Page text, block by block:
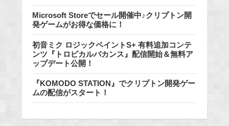
Microsoft Storeでセール開催中♪クリプトン開
発ゲームがお得な価格に！
初音ミク ロジックペイントS+ 有料追加コンテ
ンツ『トロピカルバカンス』配信開始＆無料ア
ップデート公開！
『KOMODO STATION』でクリプトン開発ゲー
ムの配信がスタート！